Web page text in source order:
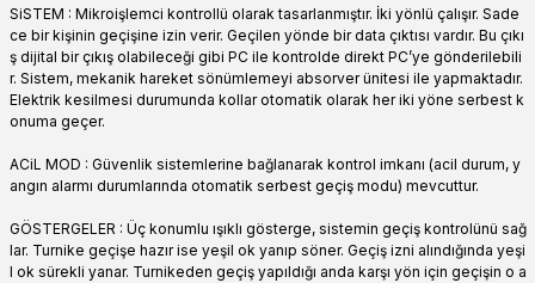
SiSTEM : Mikroişlemci kontrollü olarak tasarlanmıştır. İki yönlü çalışır. Sade
ce bir kişinin geçişine izin verir. Geçilen yönde bir data çıktısı vardır. Bu çıkı
ş dijital bir çıkış olabileceği gibi PC ile kontrolde direkt PC’ye gönderilebili
r. Sistem, mekanik hareket sönümlemeyi absorver ünitesi ile yapmaktadır.
Elektrik kesilmesi durumunda kollar otomatik olarak her iki yöne serbest k
onuma geçer.
ACiL MOD : Güvenlik sistemlerine bağlanarak kontrol imkanı (acil durum, y
angın alarmı durumlarında otomatik serbest geçiş modu) mevcuttur.
GÖSTERGELER : Üç konumlu ışıklı gösterge, sistemin geçiş kontrolünü sağ
lar. Turnike geçişe hazır ise yeşil ok yanıp söner. Geçiş izni alındığında yeşi
l ok sürekli yanar. Turnikeden geçiş yapıldığı anda karşı yön için geçişin o a